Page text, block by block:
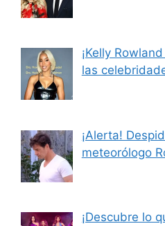
¡Kelly
las
¡Alerta!
meteorólogo
¡Descubre lo